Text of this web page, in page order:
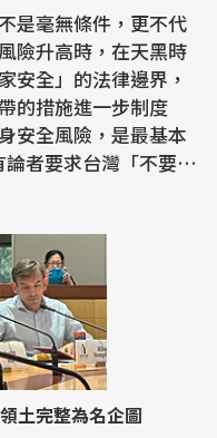
是毫無條件，更不代
險升高時，在天黑時
安全」的法律邊界，
的措施進一步制度
安全風險，是最基本
土完整為名企圖